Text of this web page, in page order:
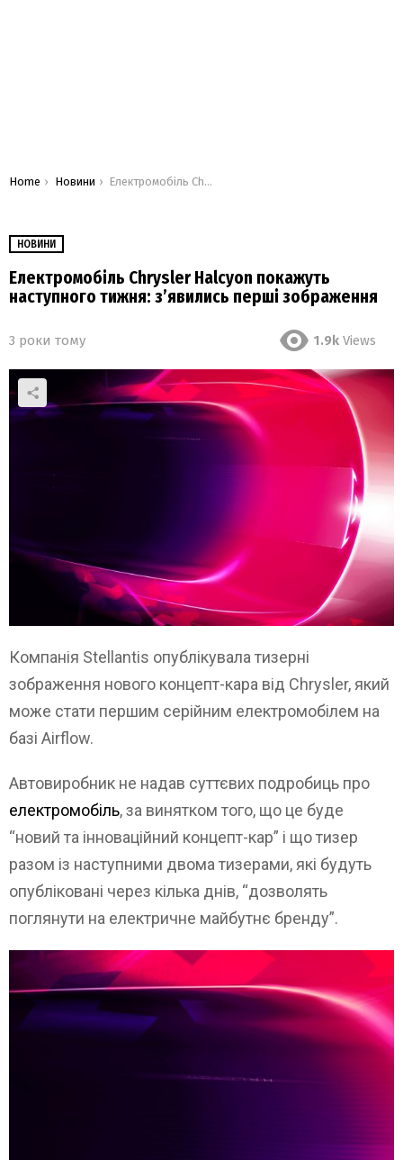
You are here:
Home Новини Електромобіль Chrysler Halcyon покажуть наступного тижня: з’явились перші зображення
НОВИНИ
Електромобіль Chrysler Halcyon покажуть
наступного тижня: з’явились перші зображення
3 роки тому 1.9k Views
Компанія Stellantis опублікувала тизерні
зображення нового концепт-кара від Chrysler, який
може стати першим серійним електромобілем на
базі Airflow.
Автовиробник не надав суттєвих подробиць про
електромобіль, за винятком того, що це буде
“новий та інноваційний концепт-кар” і що тизер
разом із наступними двома тизерами, які будуть
опубліковані через кілька днів, “дозволять
поглянути на електричне майбутнє бренду”.